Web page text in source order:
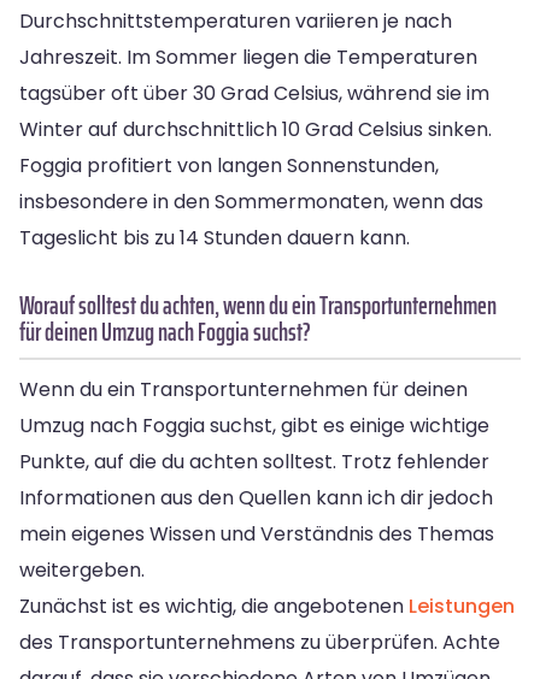
Durchschnittstemperaturen variieren je nach
Jahreszeit. Im Sommer liegen die Temperaturen
tagsüber oft über 30 Grad Celsius, während sie im
Winter auf durchschnittlich 10 Grad Celsius sinken.
Foggia profitiert von langen Sonnenstunden,
insbesondere in den Sommermonaten, wenn das
Tageslicht bis zu 14 Stunden dauern kann.
Worauf solltest du achten, wenn du ein Transportunternehmen
für deinen Umzug nach Foggia suchst?
Wenn du ein Transportunternehmen für deinen
Umzug nach Foggia suchst, gibt es einige wichtige
Punkte, auf die du achten solltest. Trotz fehlender
Informationen aus den Quellen kann ich dir jedoch
mein eigenes Wissen und Verständnis des Themas
weitergeben.
Zunächst ist es wichtig, die angebotenen Leistungen
des Transportunternehmens zu überprüfen. Achte